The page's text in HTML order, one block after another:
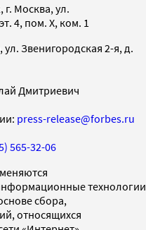
г. Москва, ул.
4, пом. X, ком. 1
Звенигородская 2-я, д.
Дмитриевич
press-release@forbes.ru
565-32-06
технологии
сбора,
относящихся